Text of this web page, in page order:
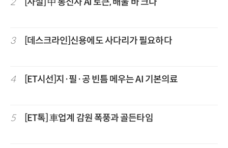
3 [데스크라인]신용에도 사다리가 필요하다
4 [ET시선]지·필·공 빈틈 메우는 AI 기본의료
5 [ET톡] 車업계 감원 폭풍과 골든타임